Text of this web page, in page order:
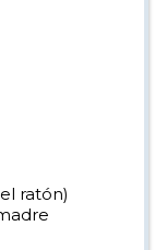
ratón)